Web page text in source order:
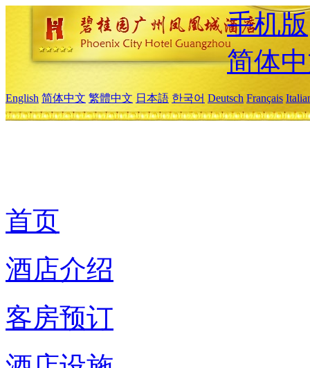
手机版
简体
English 简体中文 繁體中文 日本語 한국어 Deutsch Français
首页
酒店介绍
客房预订